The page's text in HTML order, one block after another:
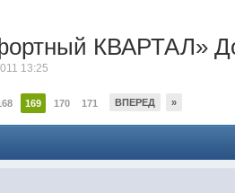
КВАРТАЛ»
13:25
169 170 171 ВПЕРЕД »